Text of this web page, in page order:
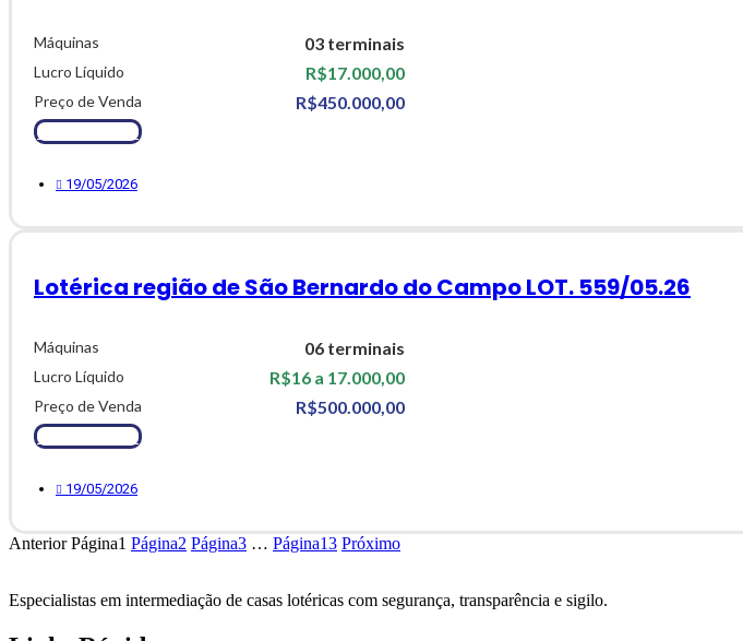
Máquinas 03 terminais
Lucro Líquido R$17.000,00
Preço de Venda R$450.000,00
Ver Detalhes
19/05/2026
Lotérica região de São Bernardo do Campo LOT. 559/05.26
Máquinas 06 terminais
Lucro Líquido R$16 a 17.000,00
Preço de Venda R$500.000,00
Ver Detalhes
19/05/2026
Anterior Página1 Página2 Página3 … Página13 Próximo
Especialistas em intermediação de casas lotéricas com segurança, transparência e sigilo.